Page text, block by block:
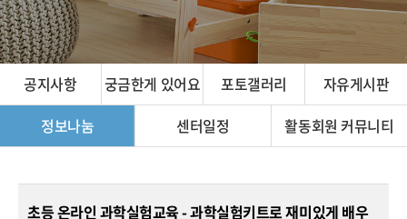
공지사항 궁금한게 있어요 포토갤러리
자유게시판
정보나눔
센터일정 활동회원 커뮤니티
초등 온라인 과학실험교육 - 과학실험키트로 재미있게 배우